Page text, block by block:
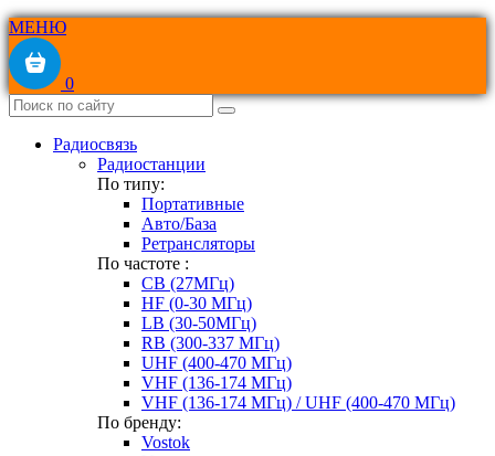
МЕНЮ
0
Радиосвязь
Радиостанции
По типу:
Портативные
Авто/База
Ретрансляторы
По частоте :
CB (27МГц)
HF (0-30 МГц)
LB (30-50МГц)
RB (300-337 МГц)
UHF (400-470 МГц)
VHF (136-174 МГц)
VHF (136-174 МГц) / UHF (400-470 МГц)
По бренду:
Vostok